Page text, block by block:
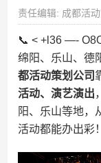
责任编辑: 成都活
📞 < +l36 —-
绵阳、乐山、德
都活动策划公司​
活动、演艺演出​
阳、乐山等地，
活动都能办出彩！